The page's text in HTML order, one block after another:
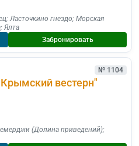
;Ласточкино гнездо; Морская
; Ялта
Забронировать
№ 1104
вестерн"
(Долина приведений);